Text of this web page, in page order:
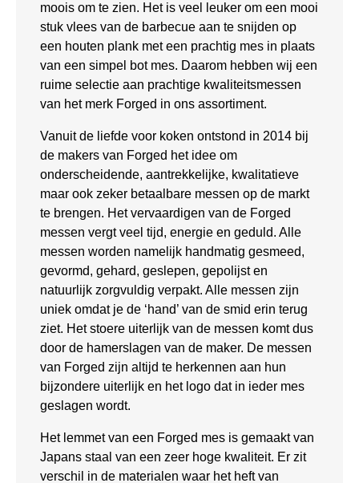
moois om te zien. Het is veel leuker om een mooi
stuk vlees van de barbecue aan te snijden op
een houten plank met een prachtig mes in plaats
van een simpel bot mes. Daarom hebben wij een
ruime selectie aan prachtige kwaliteitsmessen
van het merk Forged in ons assortiment.
Vanuit de liefde voor koken ontstond in 2014 bij
de makers van Forged het idee om
onderscheidende, aantrekkelijke, kwalitatieve
maar ook zeker betaalbare messen op de markt
te brengen. Het vervaardigen van de Forged
messen vergt veel tijd, energie en geduld. Alle
messen worden namelijk handmatig gesmeed,
gevormd, gehard, geslepen, gepolijst en
natuurlijk zorgvuldig verpakt. Alle messen zijn
uniek omdat je de ‘hand’ van de smid erin terug
ziet. Het stoere uiterlijk van de messen komt dus
door de hamerslagen van de maker. De messen
van Forged zijn altijd te herkennen aan hun
bijzondere uiterlijk en het logo dat in ieder mes
geslagen wordt.
Het lemmet van een Forged mes is gemaakt van
Japans staal van een zeer hoge kwaliteit. Er zit
verschil in de materialen waar het heft van